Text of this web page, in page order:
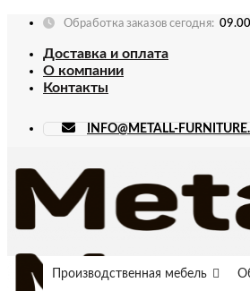
Skip
content
Обработка заказов сегодня:
Доставка и оплата
О компании
Контакты
INFO@METALL-
Производственная мебель